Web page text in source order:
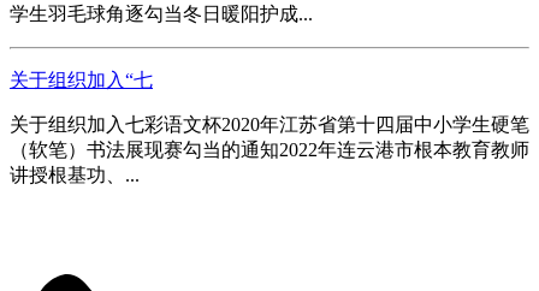
学生羽毛球角逐勾当冬日暖阳护成...
关于组织加入“七
关于组织加入七彩语文杯2020年江苏省第十四届中小学生硬笔
（软笔）书法展现赛勾当的通知2022年连云港市根本教育教师
讲授根基功、...